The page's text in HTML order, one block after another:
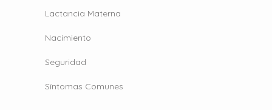
Lactancia Materna
Nacimiento
Seguridad
Síntomas Comunes